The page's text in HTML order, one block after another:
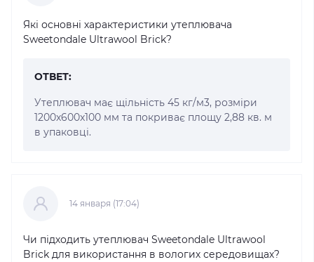
Які основні характеристики утеплювача
Sweetondale Ultrawool Brick?
ОТВЕТ:
Утеплювач має щільність 45 кг/м3, розміри
1200x600x100 мм та покриває площу 2,88 кв. м
в упаковці.
14 января (17:04)
Чи підходить утеплювач Sweetondale Ultrawool
Brick для використання в вологих середовищах?